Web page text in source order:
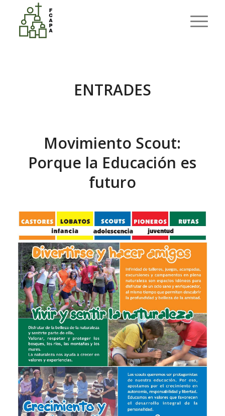
Tag Archive for: Scouts
Ets aquí: Inici
ENTRADES
Movimiento Scout:
Porque la Educación es
futuro